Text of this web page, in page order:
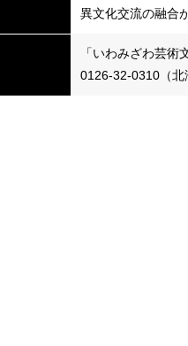
異文化交流の融合
「いわみざわ芸術
0126-32-0310（北